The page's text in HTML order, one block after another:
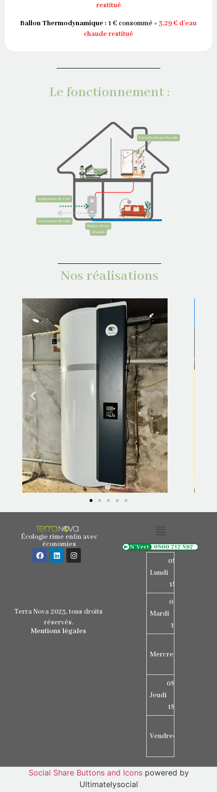
restitué
Ballon Thermodynamique : 1 € consommé =3,29 € d’eau
chaude restitué
Le fonctionnement :
Nos réalisations
Écologie rime enfin avec
économies
Terra Nova 2023, tous droits
réservés.
Mentions légales
Lundi
08h15
18h15
Mardi
08h15
17h15
Mercredi
Jeudi
08h15
18h15
Vendredi
Social Share Buttons and Iconspowered by
Ultimatelysocial